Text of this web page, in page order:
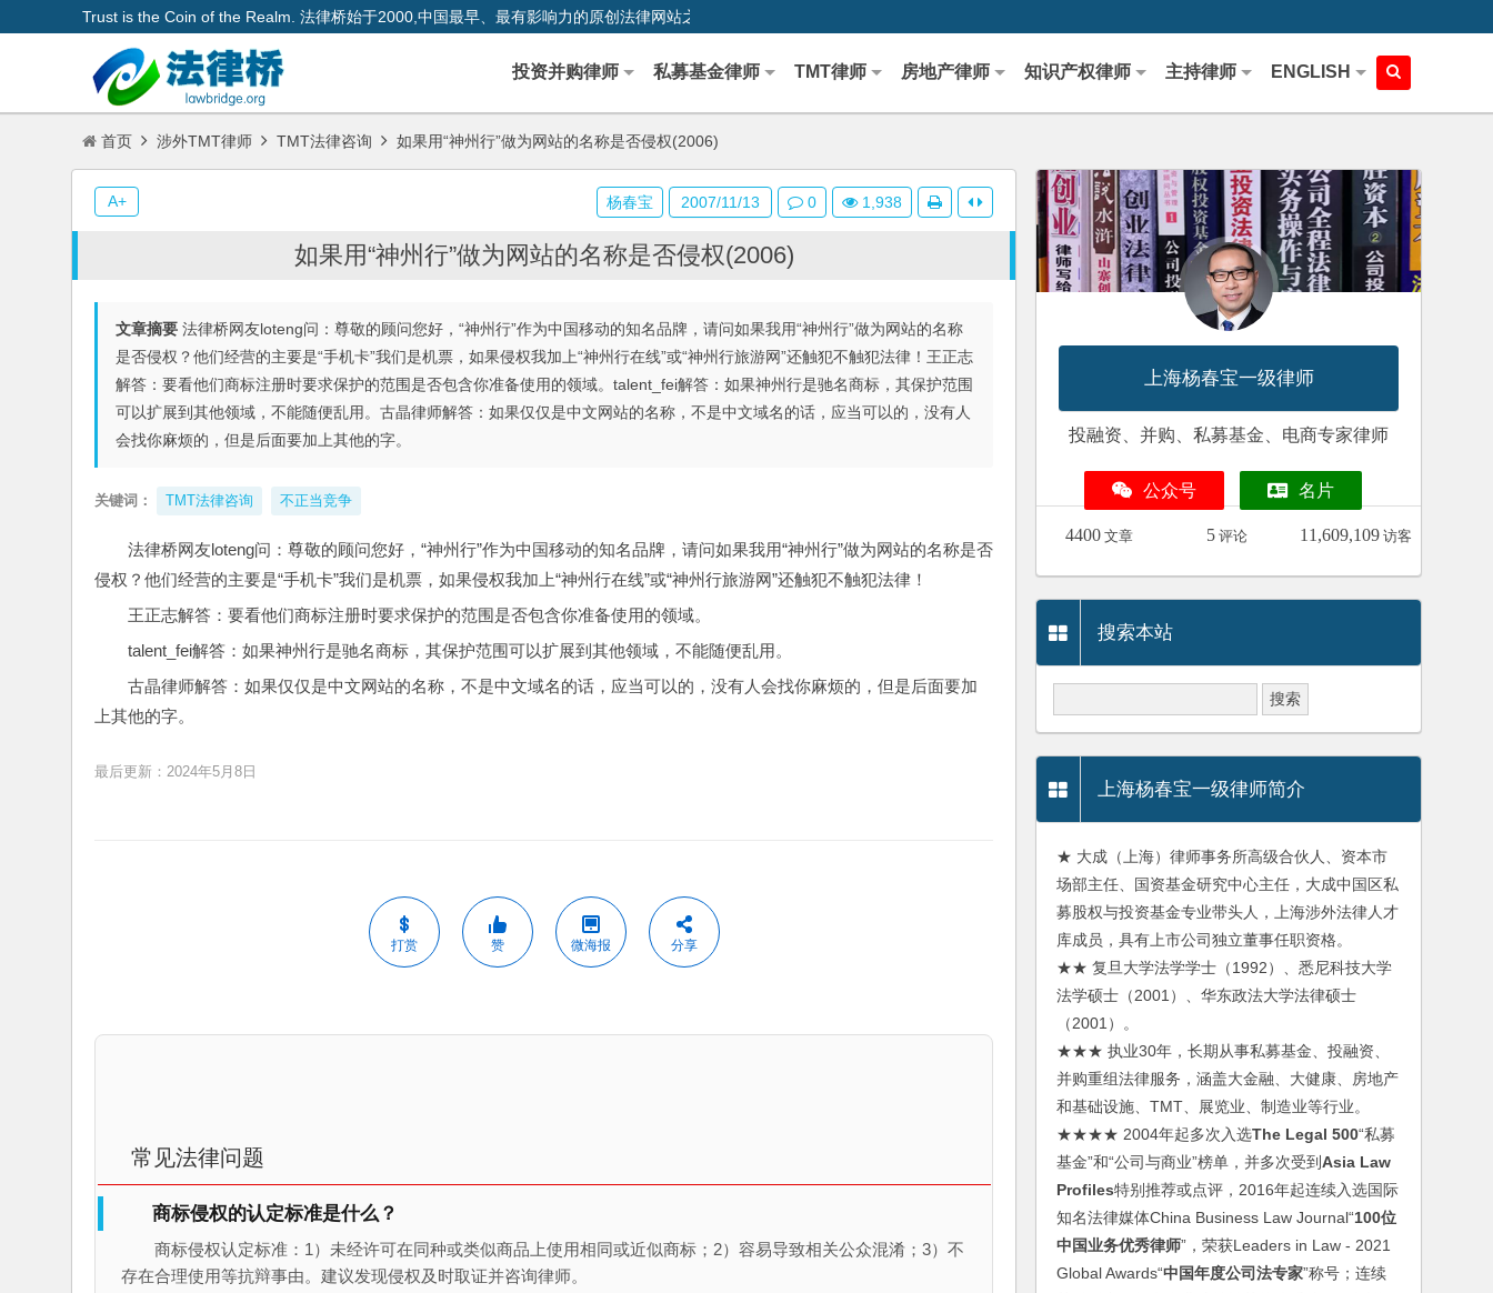
Trust is the Coin of the Realm. 法律桥始于2000,中国最早、最有影响力的原创法律网站之一
投资并购律师 私募基金律师 TMT律师 房地产律师 知识产权律师 主持律师 ENGLISH
首页 涉外TMT律师 TMT法律咨询 如果用“神州行”做为网站的名称是否侵权(2006)
如果用“神州行”做为网站的名称是否侵权(2006)
文章摘要 法律桥网友loteng问：尊敬的顾问您好，“神州行”作为中国移动的知名品牌，请问如果我用“神州行”做为网站的名称
是否侵权？他们经营的主要是“手机卡”我们是机票，如果侵权我加上“神州行在线”或“神州行旅游网”还触犯不触犯法律！王正志
解答：要看他们商标注册时要求保护的范围是否包含你准备使用的领域。talent_fei解答：如果神州行是驰名商标，其保护范围
可以扩展到其他领域，不能随便乱用。古晶律师解答：如果仅仅是中文网站的名称，不是中文域名的话，应当可以的，没有人
会找你麻烦的，但是后面要加上其他的字。
关键词： TMT法律咨询 不正当竞争
法律桥网友loteng问：尊敬的顾问您好，“神州行”作为中国移动的知名品牌，请问如果我用“神州行”做为网站的名称是否
侵权？他们经营的主要是“手机卡”我们是机票，如果侵权我加上“神州行在线”或“神州行旅游网”还触犯不触犯法律！
王正志解答：要看他们商标注册时要求保护的范围是否包含你准备使用的领域。
talent_fei解答：如果神州行是驰名商标，其保护范围可以扩展到其他领域，不能随便乱用。
古晶律师解答：如果仅仅是中文网站的名称，不是中文域名的话，应当可以的，没有人会找你麻烦的，但是后面要加
上其他的字。
最后更新：2024年5月8日
打赏 赞 微海报 分享
常见法律问题
商标侵权的认定标准是什么？
商标侵权认定标准：1）未经许可在同种或类似商品上使用相同或近似商标；2）容易导致相关公众混淆；3）不
存在合理使用等抗辩事由。建议发现侵权及时取证并咨询律师。
杨春宝 2007/11/13 0 1,938
A+
上海杨春宝一级律师
投融资、并购、私募基金、电商专家律师
公众号 名片
4400 文章 5 评论 11,609,109 访客
搜索本站
上海杨春宝一级律师简介
★ 大成（上海）律师事务所高级合伙人、资本市
场部主任、国资基金研究中心主任，大成中国区私
募股权与投资基金专业带头人，上海涉外法律人才
库成员，具有上市公司独立董事任职资格。
★★ 复旦大学法学学士（1992）、悉尼科技大学
法学硕士（2001）、华东政法大学法律硕士
（2001）。
★★★ 执业30年，长期从事私募基金、投融资、
并购重组法律服务，涵盖大金融、大健康、房地产
和基础设施、TMT、展览业、制造业等行业。
★★★★ 2004年起多次入选The Legal 500“私募
基金”和“公司与商业”榜单，并多次受到Asia Law
Profiles特别推荐或点评，2016年起连续入选国际
知名法律媒体China Business Law Journal“100位
中国业务优秀律师”，荣获Leaders in Law - 2021
Global Awards“中国年度公司法专家”称号；连续